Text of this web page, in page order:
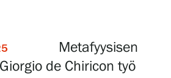
Metafyysisen
de Chiricon työ